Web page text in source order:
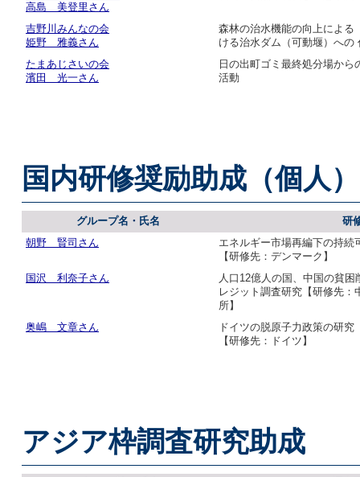
高島 美登里さん
吉野川みんなの会
姫野 雅義さん
森林の治水機能の向上による
ける治水ダム（可動堰）への
たまあじさいの会
濱田 光一さん
日の出町ゴミ最終処分場か
活動
国内研修奨励助成（個人）
グループ名・氏名
研
朝野 賢司さん
エネルギー市場再編下の持続
【研修先：デンマーク】
国沢 利奈子さん
人口12億人の国、中国の貧
レジット調査研究【研修先
所】
奥嶋 文章さん
ドイツの脱原子力政策の研究
【研修先：ドイツ】
アジア枠調査研究助成